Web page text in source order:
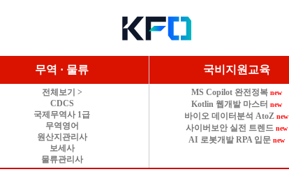
무역 · 물류
전체보기 >
CDCS
국제무역사 1급
무역영어
원산지관리사
보세사
물류관리사
국비지원교육
MS Copilot 완전정복 new
Kotlin 웹개발 마스터 new
바이오 데이터분석 AtoZ new
사이버보안 실전 트렌드 new
AI 로봇개발 RPA 입문 new